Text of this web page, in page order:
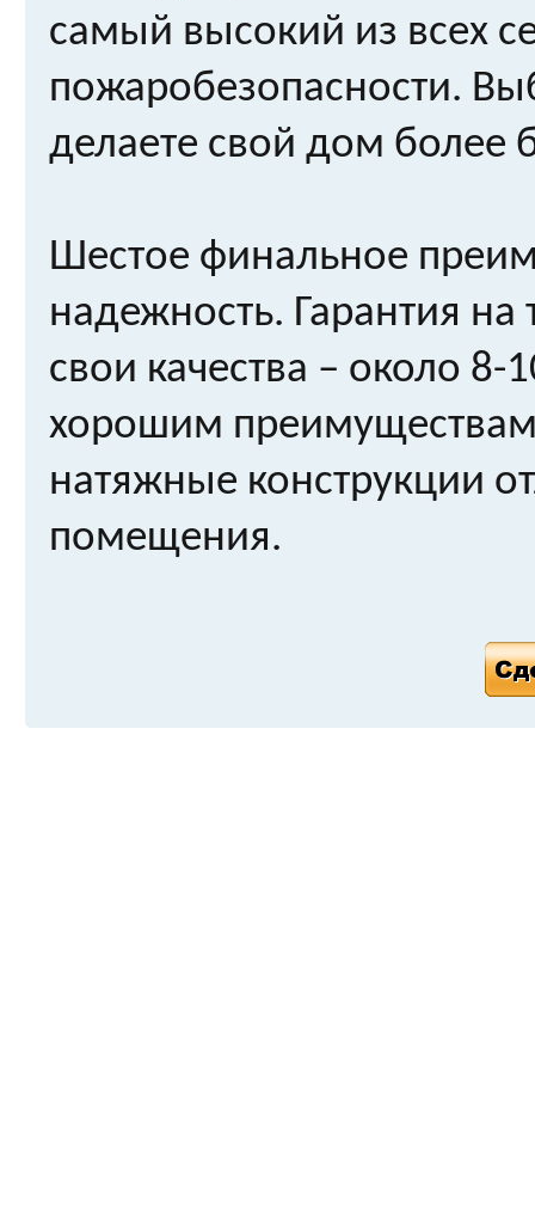
самый высокий из всех
пожаробезопасности.
делаете свой дом более
Шестое финальное
надежность. Гарантия на
свои качества – около 8-
хорошим преимуществам
натяжные конструкции
помещения.